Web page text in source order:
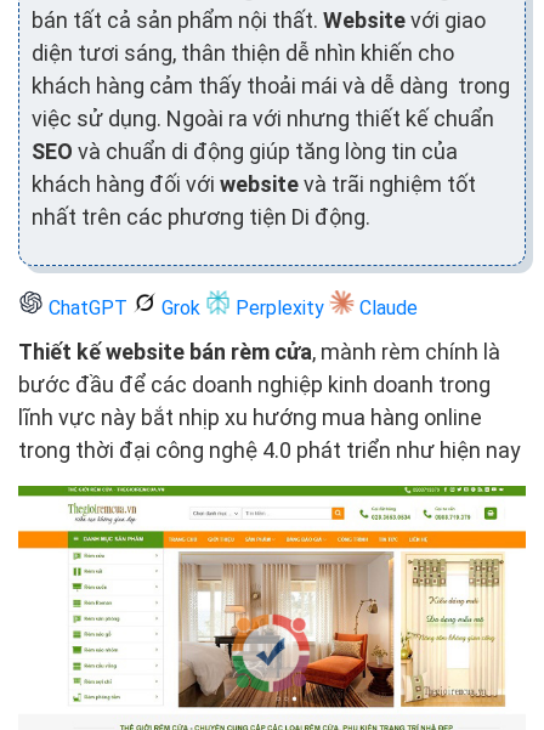
bán tất cả sản phẩm nội thất. Websitevới giao
diện tươi sáng, thân thiện dễ nhìn khiến cho
khách hàng cảm thấy thoải mái và dễ dàng trong
việc sử dụng. Ngoài ra với nhưng thiết kế chuẩn
SEO và chuẩn di động giúp tăng lòng tin của
khách hàng đối với websitevà trãi nghiệm tốt
nhất trên các phương tiện Di động.
ChatGPT Grok Perplexity Claude
Thiết kế website bán rèm cửa, mành rèm chính là
bước đầu để các doanh nghiệp kinh doanh trong
lĩnh vực này bắt nhịp xu hướng mua hàng online
trong thời đại công nghệ 4.0 phát triển như hiện nay